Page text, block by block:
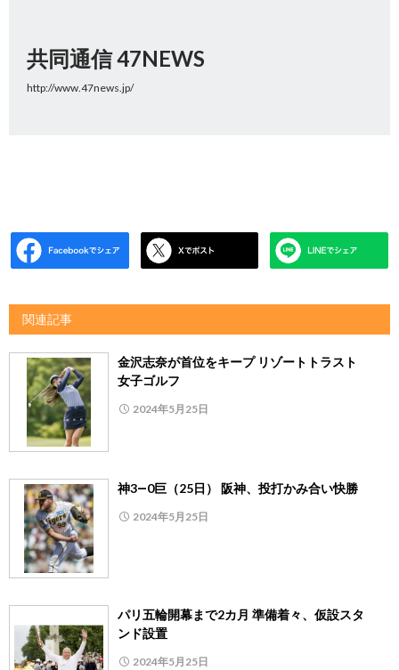
共同通信 47NEWS
http://www.47news.jp/
関連記事
金沢志奈が首位をキープ リゾートトラスト
女子ゴルフ
2024年5月25日
神3―0巨（25日） 阪神、投打かみ合い快勝
2024年5月25日
パリ五輪開幕まで2カ月 準備着々、仮設スタ
ンド設置
2024年5月25日